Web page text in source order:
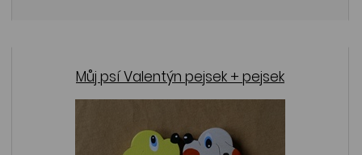
Můj psí Valentýn pejsek + pejsek